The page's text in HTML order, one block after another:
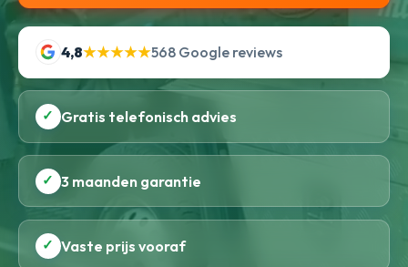
4,8★★★★★568 Google reviews
✓ Gratis telefonisch advies
✓ 3 maanden garantie
✓ Vaste prijs vooraf